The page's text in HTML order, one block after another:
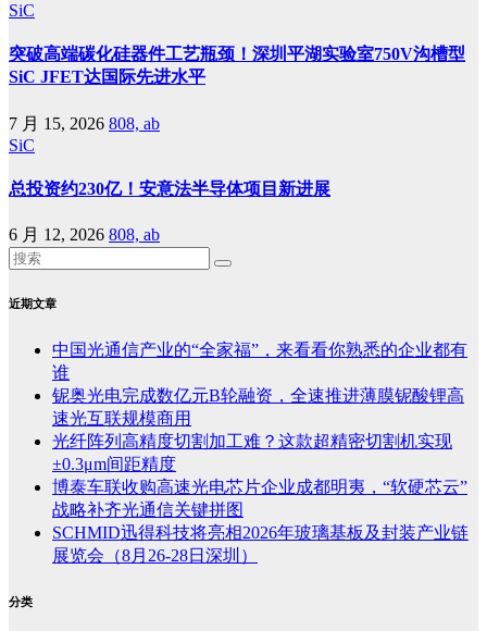
SiC
突破高端碳化硅器件工艺瓶颈！深圳平湖实验室750V沟槽型
SiC JFET达国际先进水平
7 月 15, 2026 808, ab
SiC
总投资约230亿！安意法半导体项目新进展
6 月 12, 2026 808, ab
近期文章
中国光通信产业的“全家福”，来看看你熟悉的企业都有
谁
铌奥光电完成数亿元B轮融资，全速推进薄膜铌酸锂高
速光互联规模商用
光纤阵列高精度切割加工难？这款超精密切割机实现
±0.3μm间距精度
博泰车联收购高速光电芯片企业成都明夷，“软硬芯云”
战略补齐光通信关键拼图
SCHMID迅得科技将亮相2026年玻璃基板及封装产业链
展览会（8月26-28日深圳）
分类